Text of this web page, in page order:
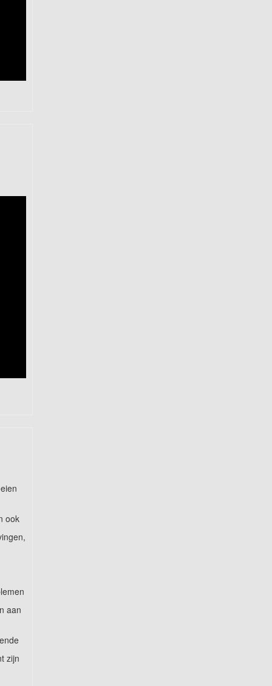
ook
aan
zijn